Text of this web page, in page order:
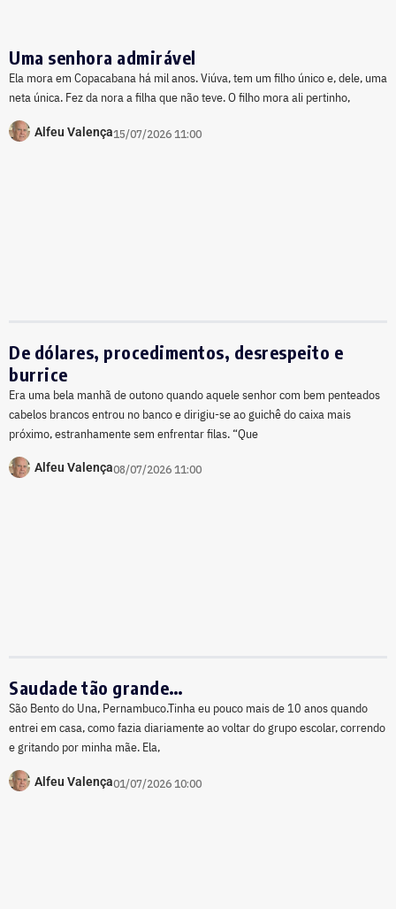
Uma senhora admirável
Ela mora em Copacabana há mil anos. Viúva, tem um filho único e, dele, uma
neta única. Fez da nora a filha que não teve. O filho mora ali pertinho,
Alfeu Valença15/07/2026 11:00
De dólares, procedimentos, desrespeito e
burrice
Era uma bela manhã de outono quando aquele senhor com bem penteados
cabelos brancos entrou no banco e dirigiu-se ao guichê do caixa mais
próximo, estranhamente sem enfrentar filas. “Que
Alfeu Valença08/07/2026 11:00
Saudade tão grande…
São Bento do Una, Pernambuco.Tinha eu pouco mais de 10 anos quando
entrei em casa, como fazia diariamente ao voltar do grupo escolar, correndo
e gritando por minha mãe. Ela,
Alfeu Valença01/07/2026 10:00